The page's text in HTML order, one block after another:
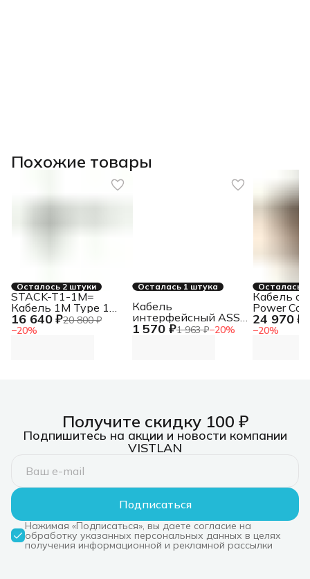
Похожие товары
Осталось 2 штуки
16 640 ₽20 800 ₽
−20%
STACK-T1-1M=
Кабель 1M Type 1
Stacking Cable
Осталась 1 штука
1 570 ₽1 963 ₽−20%
Кабель
интерфейсный ASSY:
Memor 12 USB-A to
Осталась
24 970 ₽
−20%
Кабель
Power
Locking,
to IEC 320
Получите скидку 100 ₽
Подпишитесь на акции и новости компании
VISTLAN
Подписаться
Нажимая «Подписаться», вы даете согласие на
обработку указанных персональных данных в целях
получения информационной и рекламной рассылки